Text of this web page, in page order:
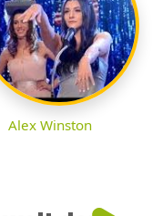
Alex Winston